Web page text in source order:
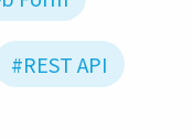
#REST API